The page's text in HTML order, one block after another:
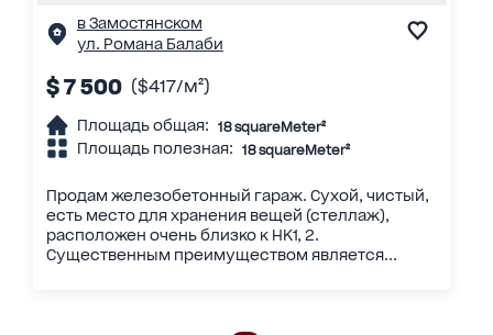
в Замостянском
ул. Романа Балаби
$ 7 500 ($417/м²)
Площадь общая: 18 squareMeter²
Площадь полезная: 18 squareMeter²
Продам железобетонный гараж. Сухой, чистый,
есть место для хранения вещей (стеллаж),
расположен очень близко к НК1, 2.
Существенным преимуществом является...